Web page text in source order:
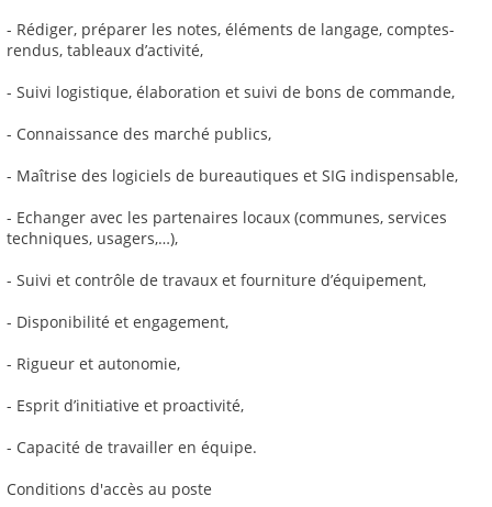
- Rédiger, préparer les notes, éléments de langage, comptes-
rendus, tableaux d’activité,
- Suivi logistique, élaboration et suivi de bons de commande,
- Connaissance des marché publics,
- Maîtrise des logiciels de bureautiques et SIG indispensable,
- Echanger avec les partenaires locaux (communes, services
techniques, usagers,…),
- Suivi et contrôle de travaux et fourniture d’équipement,
- Disponibilité et engagement,
- Rigueur et autonomie,
- Esprit d’initiative et proactivité,
- Capacité de travailler en équipe.
Conditions d'accès au poste